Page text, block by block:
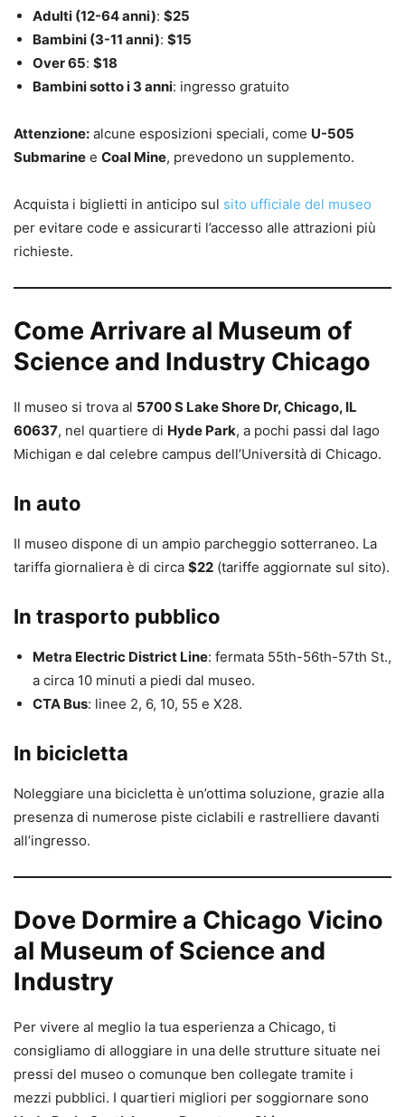
Adulti (12-64 anni): $25
Bambini (3-11 anni): $15
Over 65: $18
Bambini sotto i 3 anni: ingresso gratuito
Attenzione: alcune esposizioni speciali, come U-505
Submarine e Coal Mine, prevedono un supplemento.
Acquista i biglietti in anticipo sul sito ufficiale del museo
per evitare code e assicurarti l’accesso alle attrazioni più
richieste.
Come Arrivare al Museum of
Science and Industry Chicago
Il museo si trova al 5700 S Lake Shore Dr, Chicago, IL
60637, nel quartiere di Hyde Park, a pochi passi dal lago
Michigan e dal celebre campus dell’Università di Chicago.
In auto
Il museo dispone di un ampio parcheggio sotterraneo. La
tariffa giornaliera è di circa $22 (tariffe aggiornate sul sito).
In trasporto pubblico
Metra Electric District Line: fermata 55th-56th-57th St.,
a circa 10 minuti a piedi dal museo.
CTA Bus: linee 2, 6, 10, 55 e X28.
In bicicletta
Noleggiare una bicicletta è un’ottima soluzione, grazie alla
presenza di numerose piste ciclabili e rastrelliere davanti
all’ingresso.
Dove Dormire a Chicago Vicino
al Museum of Science and
Industry
Per vivere al meglio la tua esperienza a Chicago, ti
consigliamo di alloggiare in una delle strutture situate nei
pressi del museo o comunque ben collegate tramite i
mezzi pubblici. I quartieri migliori per soggiornare sono